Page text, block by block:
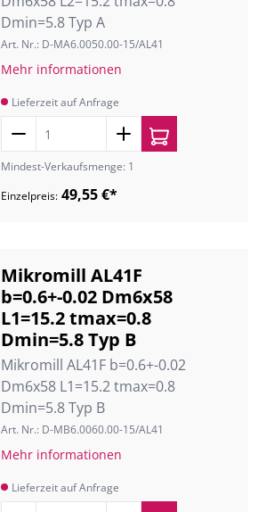
Dmin=5.8 Typ A
Art. Nr.: D-MA6.0050.00-15/AL41
Mehr informationen
Lieferzeit auf Anfrage
Mindest-Verkaufsmenge: 1
Einzelpreis: 49,55 €*
Mikromill AL41F
b=0.6+-0.02 Dm6x58
L1=15.2 tmax=0.8
Dmin=5.8 Typ B
Mikromill AL41F b=0.6+-0.02
Dm6x58 L1=15.2 tmax=0.8
Dmin=5.8 Typ B
Art. Nr.: D-MB6.0060.00-15/AL41
Mehr informationen
Lieferzeit auf Anfrage